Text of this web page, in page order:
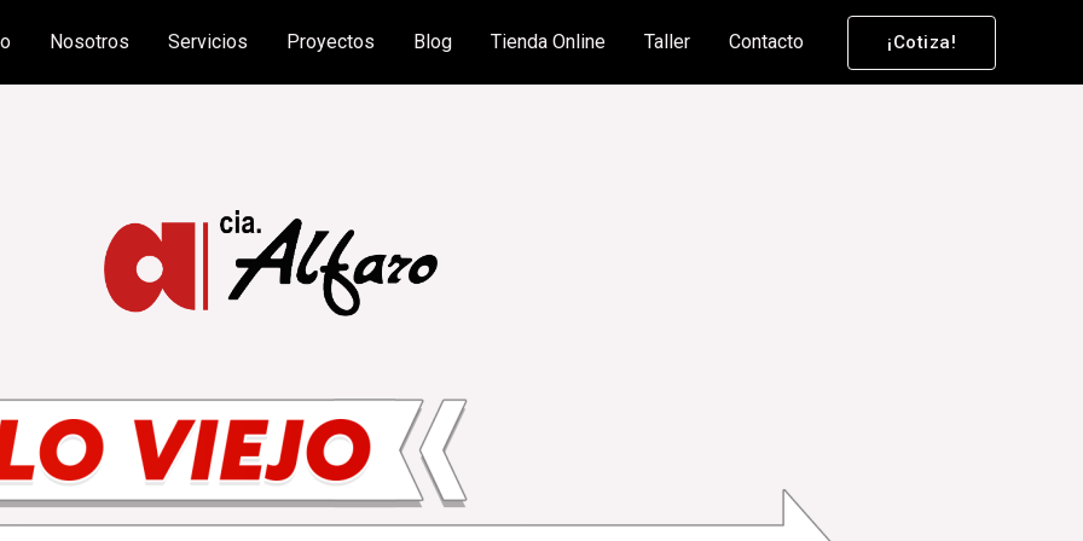
Nosotros Servicios Proyectos Blog Tienda Online Taller Contacto ¡Cotiza!